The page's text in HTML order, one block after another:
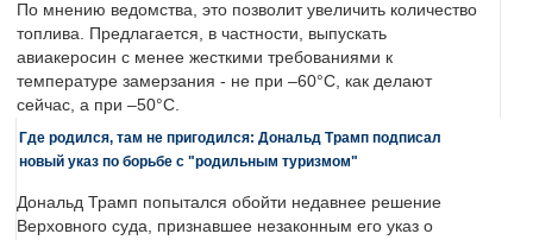
По мнению ведомства, это позволит увеличить количество
топлива. Предлагается, в частности, выпускать
авиакеросин с менее жесткими требованиями к
температуре замерзания - не при –60°C, как делают
сейчас, а при –50°C.
Где родился, там не пригодился: Дональд Трамп подписал
новый указ по борьбе с "родильным туризмом"
Дональд Трамп попытался обойти недавнее решение
Верховного суда, признавшее незаконным его указ о